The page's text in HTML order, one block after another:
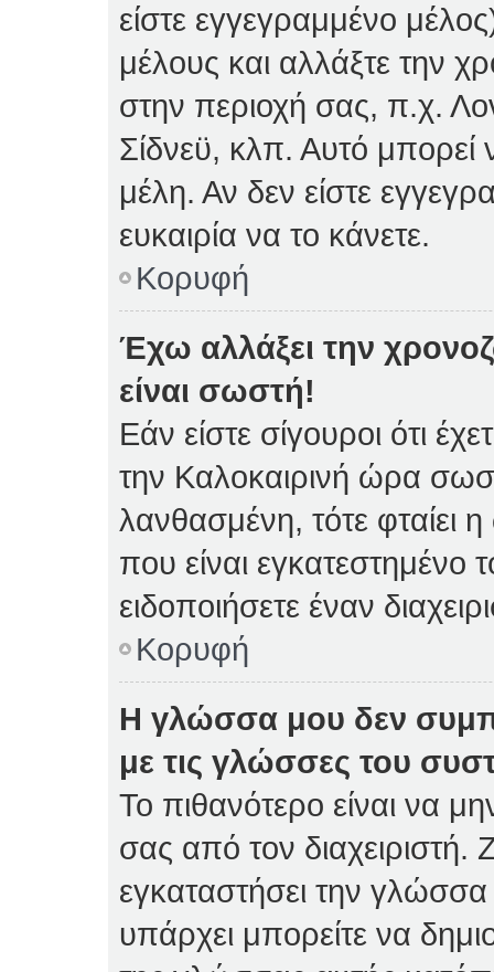
είστε εγγεγραμμένο
μέλους και αλλάξτε την
στην περιοχή σας, π.χ.
Σίδνεϋ, κλπ. Αυτό μπορεί
μέλη. Αν δεν είστε
ευκαιρία να το κάνετε.
Κορυφή
Έχω αλλάξει την
είναι σωστή!
Εάν είστε σίγουροι ότι
την Καλοκαιρινή ώρα
λανθασμένη, τότε φταίει
που είναι
ειδοποιήσετε έναν
Κορυφή
Η γλώσσα μου δεν
με τις γλώσσες του
Το πιθανότερο είναι να
σας από τον διαχειριστή.
εγκαταστήσει την
υπάρχει μπορείτε να